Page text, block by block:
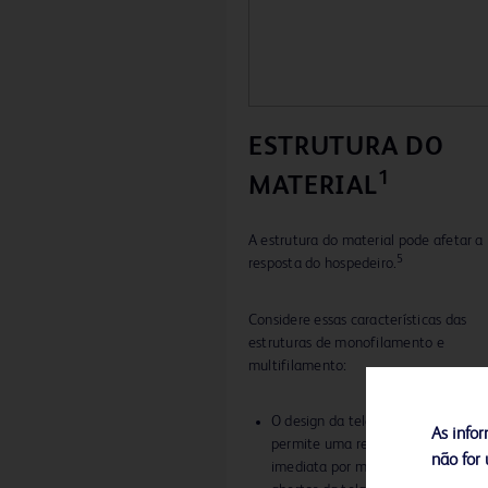
ESTRUTURA DO
MATERIAL1
A estrutura do material pode afetar a
resposta do hospedeiro. 5
Considere essas características das
estruturas de monofilamento e
multifilamento:
O design da tela de monofilamento
permite uma resposta fibroblástica
imediata por meio dos interstícios
As
não for